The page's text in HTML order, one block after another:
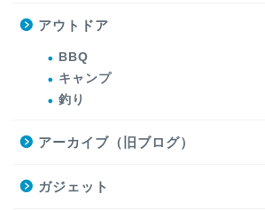
アウトドア
BBQ
キャンプ
釣り
アーカイブ（旧ブログ）
ガジェット